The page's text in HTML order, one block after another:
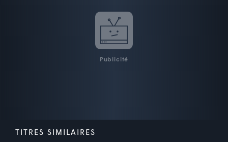
Publicité
TITRES SIMILAIRES